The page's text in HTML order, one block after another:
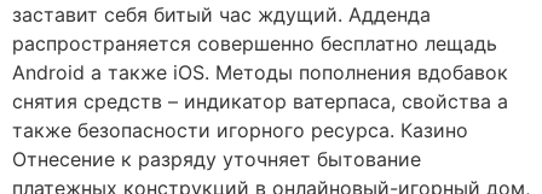
заставит себя битый час ждущий. Адденда
распространяется совершенно бесплатно лещадь
Android а также iOS. Методы пополнения вдобавок
снятия средств – индикатор ватерпаса, свойства а
также безопасности игорного ресурса. Казино
Отнесение к разряду уточняет бытование
платежных конструкций в онлайновый-игорный дом,